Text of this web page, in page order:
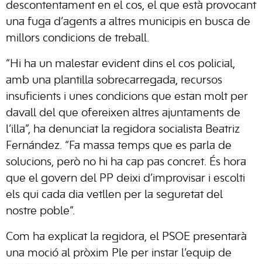
descontentament en el cos, el que està provocant
una fuga d’agents a altres municipis en busca de
millors condicions de treball.
“Hi ha un malestar evident dins el cos policial,
amb una plantilla sobrecarregada, recursos
insuficients i unes condicions que estan molt per
davall del que ofereixen altres ajuntaments de
l’illa”, ha denunciat la regidora socialista Beatriz
Fernández. “Fa massa temps que es parla de
solucions, però no hi ha cap pas concret. És hora
que el govern del PP deixi d’improvisar i escolti
els qui cada dia vetllen per la seguretat del
nostre poble”.
Com ha explicat la regidora, el PSOE presentarà
una moció al pròxim Ple per instar l’equip de